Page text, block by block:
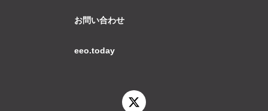
お問い合わせ
eeo.today